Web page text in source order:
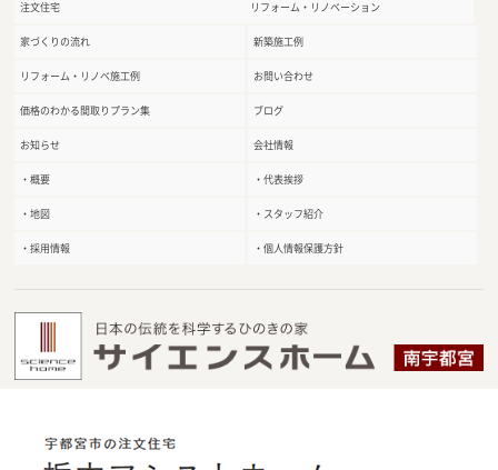
注文住宅 リフォーム・リノベーション
家づくりの流れ 新築施工例
リフォーム・リノベ施工例 お問い合わせ
価格のわかる間取りプラン集 ブログ
お知らせ 会社情報
・概要 ・代表挨拶
・地図 ・スタッフ紹介
・採用情報 ・個人情報保護方針